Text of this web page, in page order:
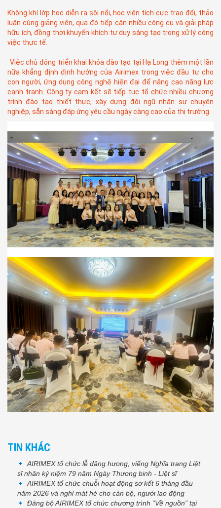
Không khí lớp học diễn ra sôi nổi, học viên tích cực trao đổi, thảo
luận cùng giảng viên, qua đó tiếp cận nhiều công cụ và giải pháp
hữu ích, đồng thời khuyến khích tư duy sáng tạo trong xử lý công
việc thực tế.
Việc chủ động triển khai khóa đào tạo tại Hạ Long thêm một lần
nữa khẳng định định hướng của Airimex trong việc đầu tư cho
con người, ứng dụng công nghệ hiện đại để nâng cao năng lực
cạnh tranh. Công ty cam kết sẽ tiếp tục tổ chức nhiều chương
trình đào tạo thiết thực, xây dựng đội ngũ nhân sự chuyên
nghiệp, sẵn sàng đáp ứng yêu cầu ngày càng cao của thị trường.
TIN KHÁC
AIRIMEX tổ chức lễ dâng hương, viếng Nghĩa trang Liệt
sĩ nhân kỷ niệm 79 năm Ngày Thương binh - Liệt sĩ
AIRIMEX tổ chức chuỗi hoạt động sơ kết 6 tháng đầu
năm 2026 và nghỉ mát hè cho cán bộ, người lao động
Đảng bộ AIRIMEX tổ chức chương trình “Về nguồn” tại